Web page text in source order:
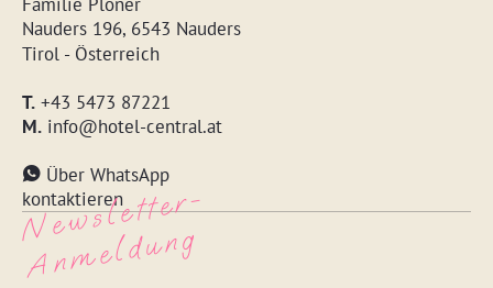
Nauders 196, 6543 Nauders
Tirol - Österreich
T. +43 5473 87221
M. info@hotel-central.at
Über WhatsApp
kontaktieren
N
e
w
s
l
ett
e
r
-
A
n
m
e
l
d
u
n
g